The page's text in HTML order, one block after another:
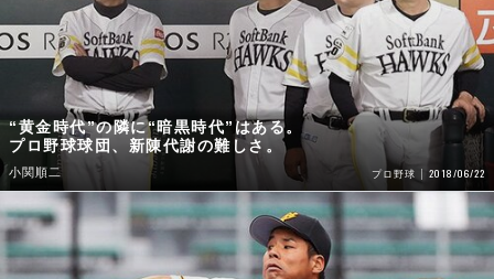
“黄金時代”の隣に“暗黒時代”はある。
プロ野球球団、新陳代謝の難しさ。
小関順二 プロ野球 2018/06/22